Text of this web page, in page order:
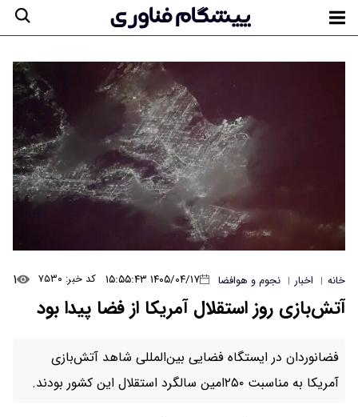
خانه | اخبار | نجوم و هوافضا ۱۴۰۵/۰۴/۱۷ ۱۵:۵۵:۴۳ کد خبر: ۷۵۳۰ ۱
آتش‌بازی روز استقلال آمریکا از فضا پیدا بود
فضانوردان در ایستگاه فضایی بین‌المللی شاهد آتش‌بازی
آمریکا به مناسبت ۲۵۰امین سالگرد استقلال این کشور بودند.